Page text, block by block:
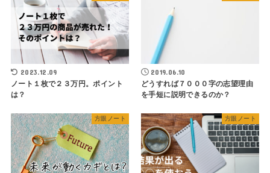
2023.12.09
ノート１枚で２３万円。ポイント
は？
2019.06.10
どうすれば７０００字の志望理由
を手短に説明できるのか？
方眼ノート 方眼ノート